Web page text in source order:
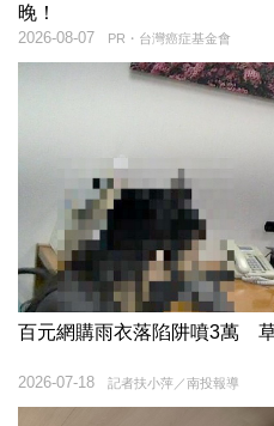
晚！
PR・台灣癌症基金會
2026-08-07
百元網購雨衣落陷阱噴3萬
記者扶小萍／南投報導
2026-07-18